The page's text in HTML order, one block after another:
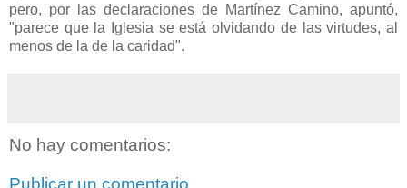
pero, por las declaraciones de Martínez Camino, apuntó,
"parece que la Iglesia se está olvidando de las virtudes, al
menos de la de la caridad".
No hay comentarios:
Publicar un comentario